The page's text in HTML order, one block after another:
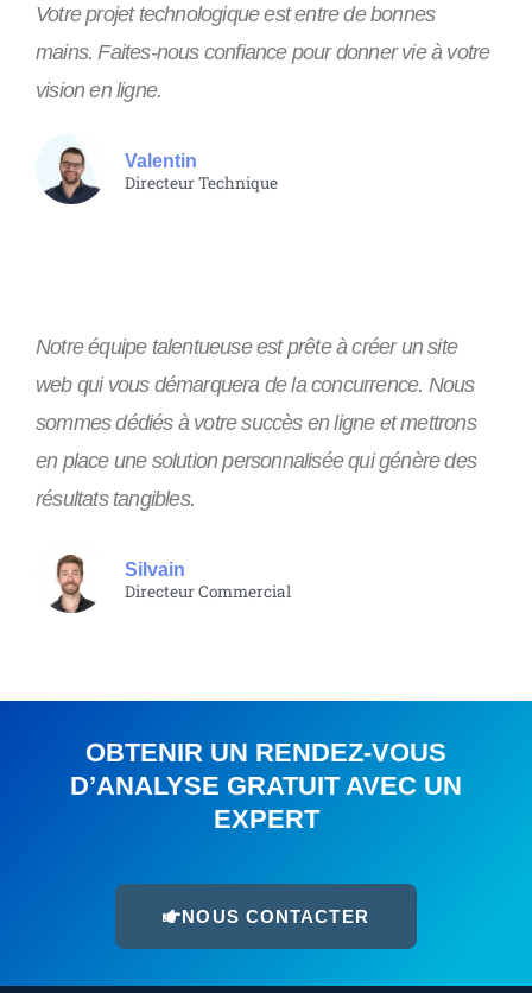
Votre projet technologique est entre de bonnes
mains. Faites-nous confiance pour donner vie à votre
vision en ligne.
Valentin
Directeur Technique
Notre équipe talentueuse est prête à créer un site
web qui vous démarquera de la concurrence. Nous
sommes dédiés à votre succès en ligne et mettrons
en place une solution personnalisée qui génère des
résultats tangibles.
Silvain
Directeur Commercial
OBTENIR UN RENDEZ-VOUS
D’ANALYSE GRATUIT AVEC UN
EXPERT
NOUS CONTACTER